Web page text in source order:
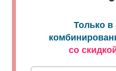
Только в
со